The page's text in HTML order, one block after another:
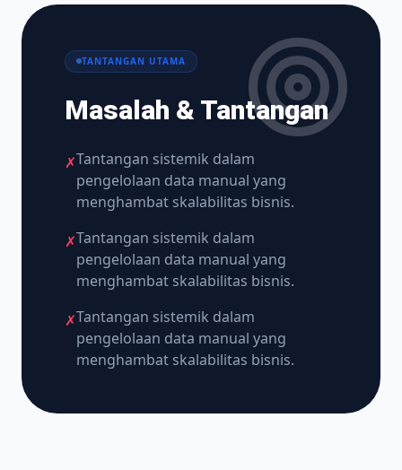
TANTANGAN UTAMA
Masalah & Tantangan
✗Tantangan sistemik dalam
pengelolaan data manual yang
menghambat skalabilitas bisnis.
✗Tantangan sistemik dalam
pengelolaan data manual yang
menghambat skalabilitas bisnis.
✗Tantangan sistemik dalam
pengelolaan data manual yang
menghambat skalabilitas bisnis.